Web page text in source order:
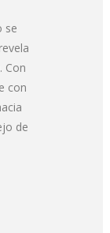
se
Con
con
de